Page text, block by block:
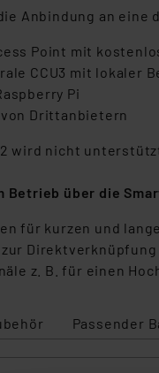
Anbindung an eine
Point mit
CCU3 mit lokaler
Pi
Drittanbietern
wird nicht
über die
für kurzen und
z. B. für einen
Passender